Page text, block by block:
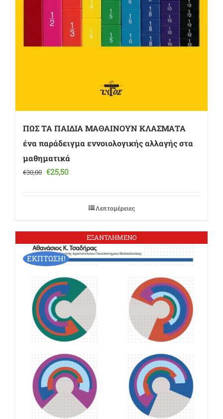
ΠΩΣ ΤΑ ΠΑΙΔΙΑ ΜΑΘΑΙΝΟΥΝ ΚΛΑΣΜΑΤΑ
ένα παράδειγμα εννοιολογικής αλλαγής στα
μαθηματικά
€30,00 Original
€25,50Η
Λεπτομέρειες
ΕΞΑΝΤΛΗΜΕΝΟ
ΕΚΠΤΩΣΗ!